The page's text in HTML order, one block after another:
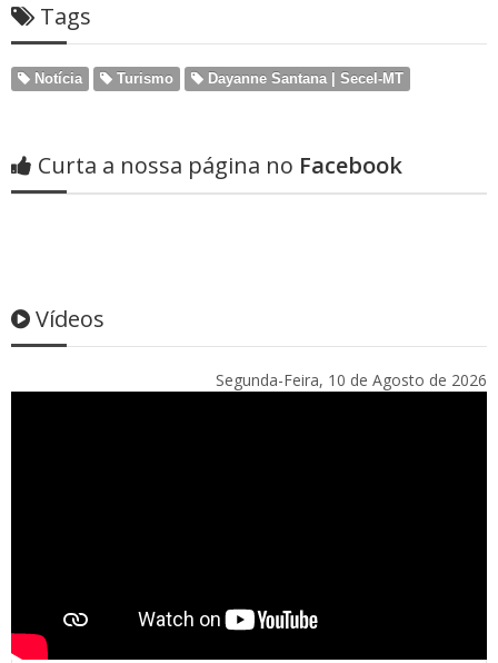
Tags
Notícia Turismo Dayanne Santana | Secel-MT
Curta a nossa página no Facebook
Vídeos
Segunda-Feira, 10 de Agosto de 2026